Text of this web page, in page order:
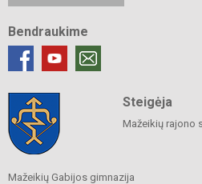
Bendraukime
Steigėja
Mažeikių rajono
Mažeikių Gabijos gimnazija